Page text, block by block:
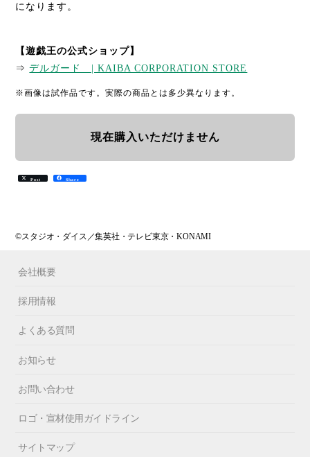
になります。
【遊戯王の公式ショップ】
⇒デルガード | KAIBA CORPORATION STORE
※画像は試作品です。実際の商品とは多少異なります。
現在購入いただけません
Post Share
©スタジオ・ダイス／集英社・テレビ東京・KONAMI
会社概要
採用情報
よくある質問
お知らせ
お問い合わせ
ロゴ・宣材使用ガイドライン
サイトマップ